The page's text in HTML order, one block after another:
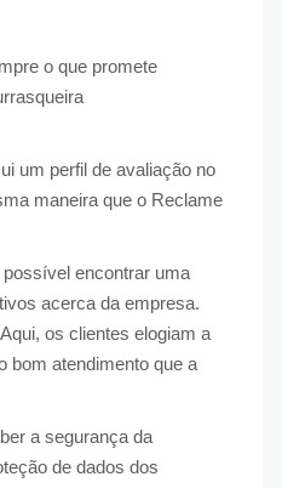
o que promete
um perfil de avaliação no
maneira que o Reclame
encontrar uma
acerca da empresa.
os clientes elogiam a
bom atendimento que a
a segurança da
de dados dos